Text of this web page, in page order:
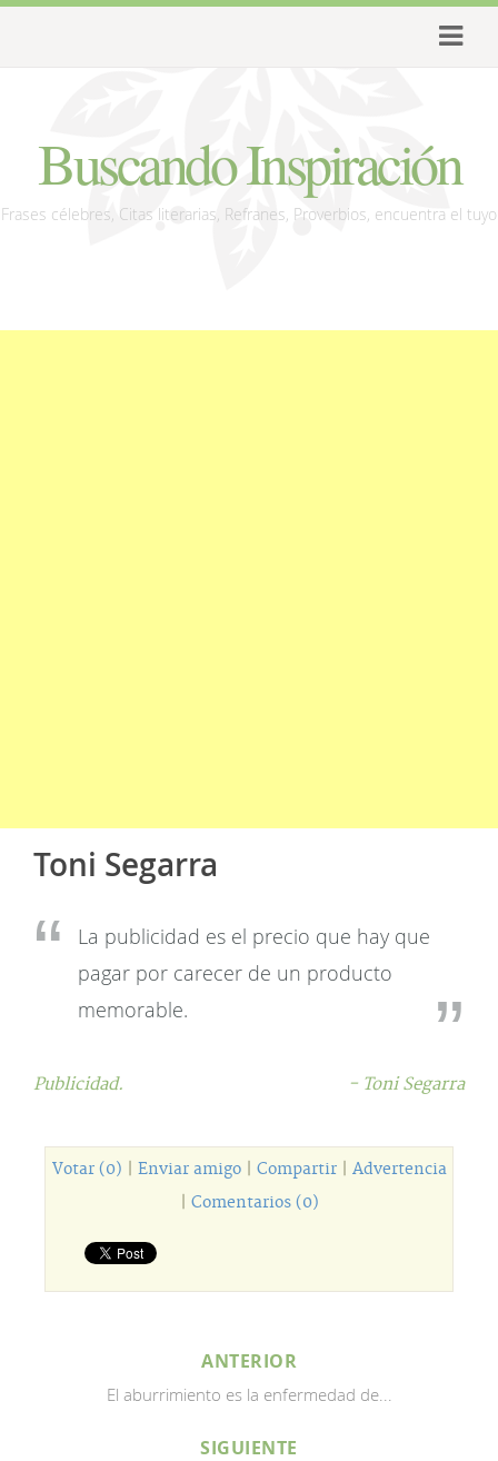
Buscando Inspiración
Frases célebres, Citas literarias, Refranes, Proverbios, encuentra el tuyo
Toni Segarra
La publicidad es el precio que hay que
pagar por carecer de un producto
memorable.
Publicidad. - Toni Segarra
Votar (0) Enviar amigo| Compartir| Advertencia
Comentarios (0)
ANTERIOR
El aburrimiento es la enfermedad de...
SIGUIENTE